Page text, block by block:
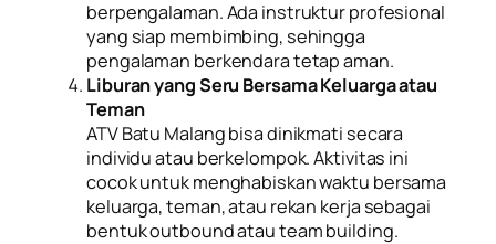
berpengalaman. Ada instruktur profesional
yang siap membimbing, sehingga
pengalaman berkendara tetap aman.
Liburan yang Seru Bersama Keluarga atau
Teman
ATV Batu Malang bisa dinikmati secara
individu atau berkelompok. Aktivitas ini
cocok untuk menghabiskan waktu bersama
keluarga, teman, atau rekan kerja sebagai
bentuk outbound atau team building.